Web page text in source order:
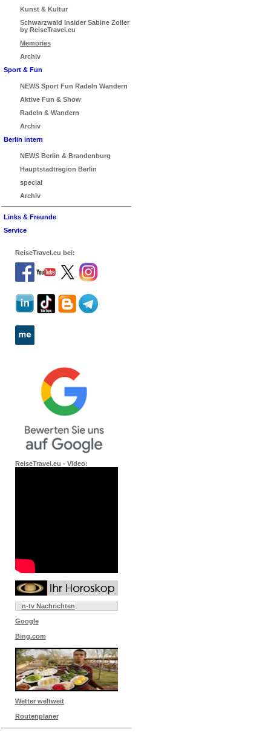
Kunst & Kultur
Schwarzwald Insider Sabine Zoller
by ReiseTravel.eu
Memories
Archiv
Sport & Fun
NEWS Sport Fun Radeln Wandern
Aktive Fun & Show
Radeln & Wandern
Archiv
Berlin intern
NEWS Berlin & Brandenburg
Hauptstadtregion Berlin
special
Archiv
Links & Freunde
Service
ReiseTravel.eu bei:
ReiseTravel.eu - Video:
n-tv Nachrichten
Google
Bing.com
Wetter weltweit
Routenplaner